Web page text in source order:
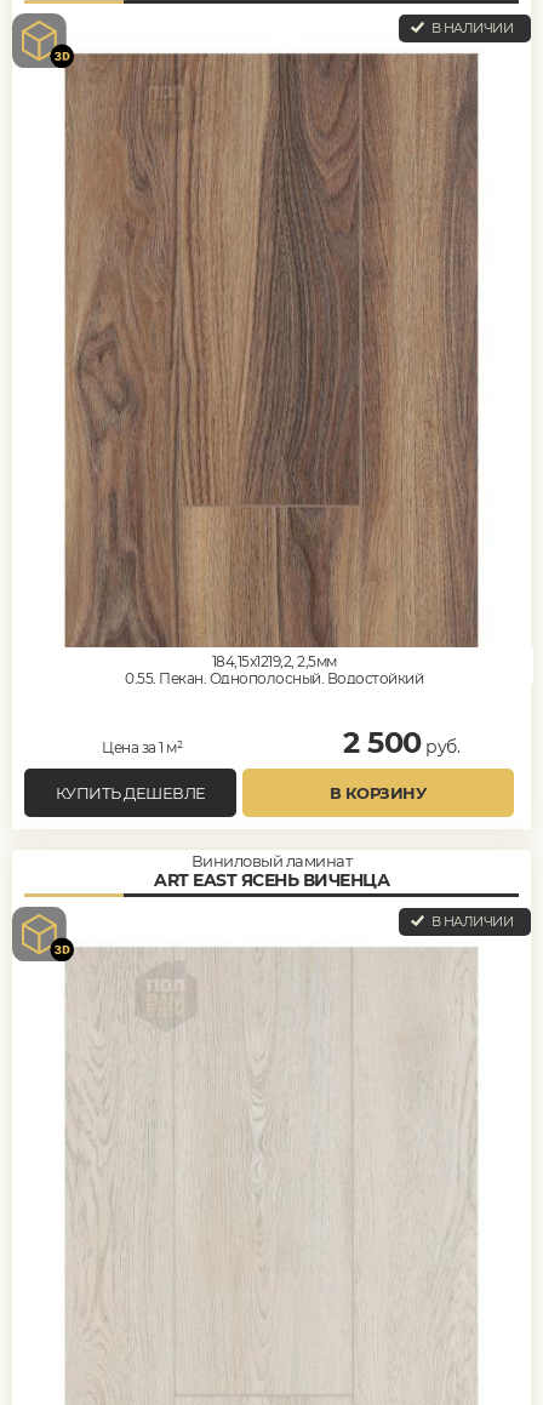
В НАЛИЧИИ
184,15x1219,2, 2,5мм
0,55, Пекан, Однополосный, Водостойкий
Цена за 1 м² 2 500руб.
КУПИТЬ ДЕШЕВЛЕ В КОРЗИНУ
Виниловый ламинат
ART EAST ЯСЕНЬ ВИЧЕНЦА
В НАЛИЧИИ